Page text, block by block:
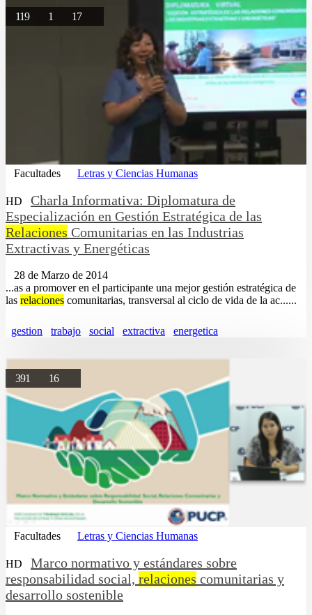
119 1 17
Facultades Letras y Ciencias Humanas
HD
Charla Informativa: Diplomatura de
Especialización en Gestión Estratégica de las
Relaciones Comunitarias en las Industrias
Extractivas y Energéticas
28 de Marzo de 2014
...as a promover en el participante una mejor gestión estratégica de
las relaciones comunitarias, transversal al ciclo de vida de la ac......
gestion trabajo social extractiva energetica
391 16
Facultades Letras y Ciencias Humanas
HD
Marco normativo y estándares sobre
responsabilidad social, relaciones comunitarias y
desarrollo sostenible